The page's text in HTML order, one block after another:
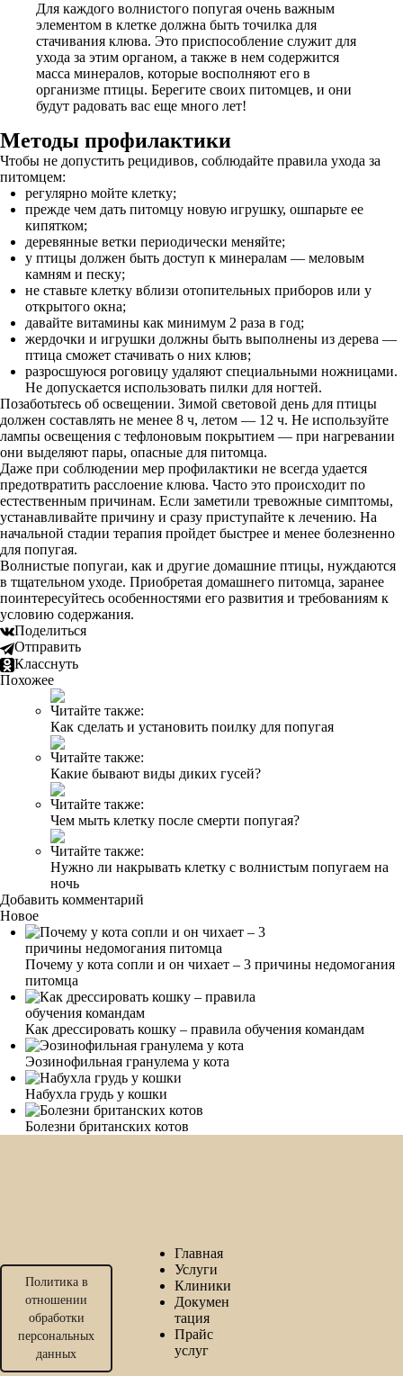
Для каждого волнистого попугая очень важным
элементом в клетке должна быть точилка для
стачивания клюва. Это приспособление служит для
ухода за этим органом, а также в нем содержится
масса минералов, которые восполняют его в
организме птицы. Берегите своих питомцев, и они
будут радовать вас еще много лет!
Методы профилактики
Чтобы не допустить рецидивов, соблюдайте правила ухода за
питомцем:
регулярно мойте клетку;
прежде чем дать питомцу новую игрушку, ошпарьте ее
кипятком;
деревянные ветки периодически меняйте;
у птицы должен быть доступ к минералам — меловым
камням и песку;
не ставьте клетку вблизи отопительных приборов или у
открытого окна;
давайте витамины как минимум 2 раза в год;
жердочки и игрушки должны быть выполнены из дерева —
птица сможет стачивать о них клюв;
разросшуюся роговицу удаляют специальными ножницами.
Не допускается использовать пилки для ногтей.
Позаботьтесь об освещении. Зимой световой день для птицы
должен составлять не менее 8 ч, летом — 12 ч. Не используйте
лампы освещения с тефлоновым покрытием — при нагревании
они выделяют пары, опасные для питомца.
Даже при соблюдении мер профилактики не всегда удается
предотвратить расслоение клюва. Часто это происходит по
естественным причинам. Если заметили тревожные симптомы,
устанавливайте причину и сразу приступайте к лечению. На
начальной стадии терапия пройдет быстрее и менее болезненно
для попугая.
Волнистые попугаи, как и другие домашние птицы, нуждаются
в тщательном уходе. Приобретая домашнего питомца, заранее
поинтересуйтесь особенностями его развития и требованиям к
условию содержания.
Поделиться
Отправить
Класснуть
Похожее
Читайте также:
Как сделать и установить поилку для попугая
Читайте также:
Какие бывают виды диких гусей?
Читайте также:
Чем мыть клетку после смерти попугая?
Читайте также:
Нужно ли накрывать клетку с волнистым попугаем на
ночь
Добавить комментарий
Новое
Почему у кота сопли и он чихает – 3 причины недомогания
питомца
Как дрессировать кошку – правила обучения командам
Эозинофильная гранулема у кота
Набухла грудь у кошки
Болезни британских котов
Политика в
отношении
обработки
персональных
данных
Главная
Услуги
Клиники
Докумен
тация
Прайс
услуг